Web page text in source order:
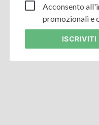
Acconsento
promozionali e
ISCRIVITI